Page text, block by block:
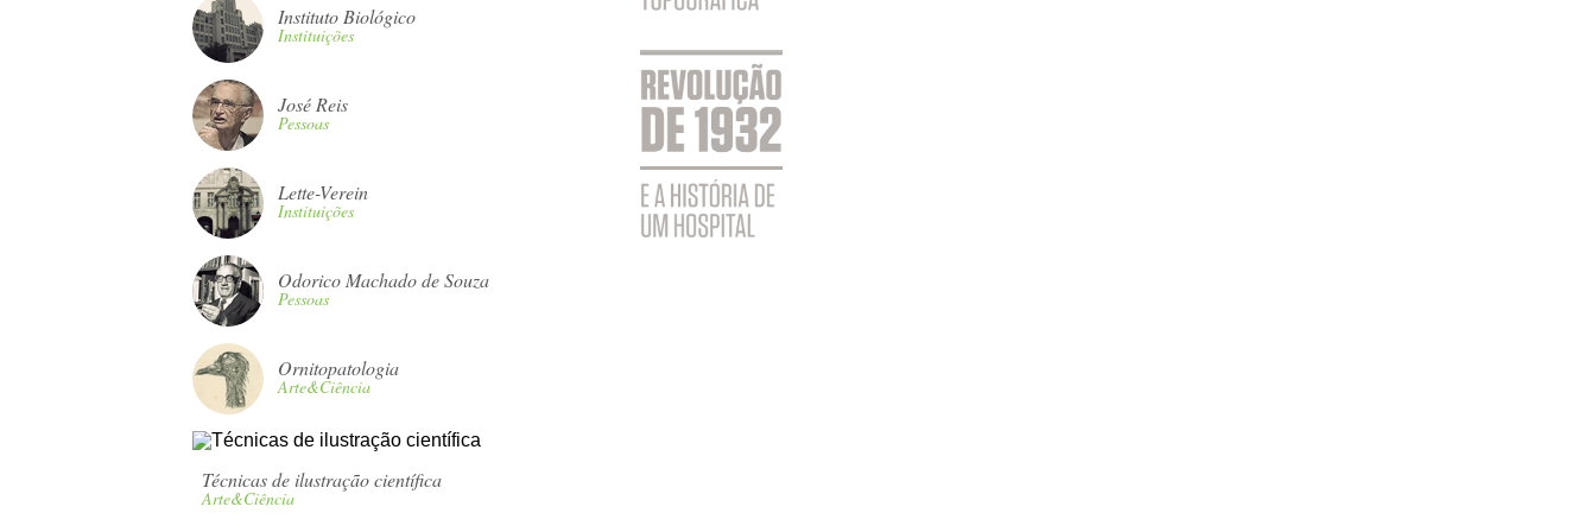
Instituto Biológico
Instituições
José Reis
Pessoas
Lette-Verein
Instituições
Odorico Machado de Souza
Pessoas
Ornitopatologia
Arte&Ciência
Técnicas de ilustração científica
Arte&Ciência